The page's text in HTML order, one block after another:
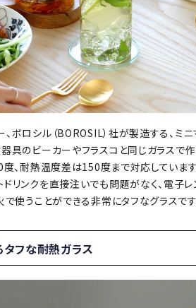
ボロシル（BOROSIL）社が製造する、ミ
具のビーカーやフラスコと同じガラスで
、耐熱温度差は150度まで対応しています
リンクを直接注いでも問題がなく、電子レ
で使うことができる非常にタフなグラスです
フな耐熱ガラス